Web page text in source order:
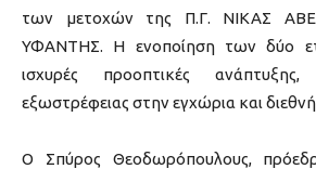
των μετοχών της Π.Γ. ΝΙΚΑΣ
ΥΦΑΝΤΗΣ. Η ενοποίηση των δύο
ισχυρές προοπτικές ανάπτυξης,
εξωστρέφειας στην εγχώρια και
Ο Σπύρος Θεοδωρόπουλους,